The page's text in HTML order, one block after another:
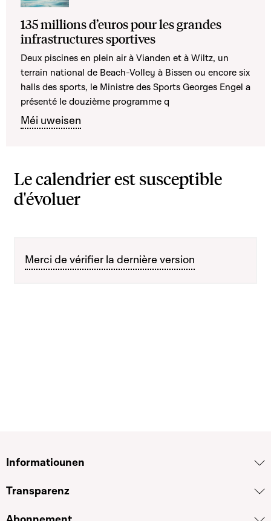
135 millions d’euros pour les grandes
infrastructures sportives
Deux piscines en plein air à Vianden et à Wiltz, un
terrain national de Beach-Volley à Bissen ou encore six
halls des sports, le Ministre des Sports Georges Engel a
présenté le douzième programme q
Méi uweisen
Le calendrier est susceptible
d'évoluer
Merci de vérifier la dernière version
Informatiounen
Transparenz